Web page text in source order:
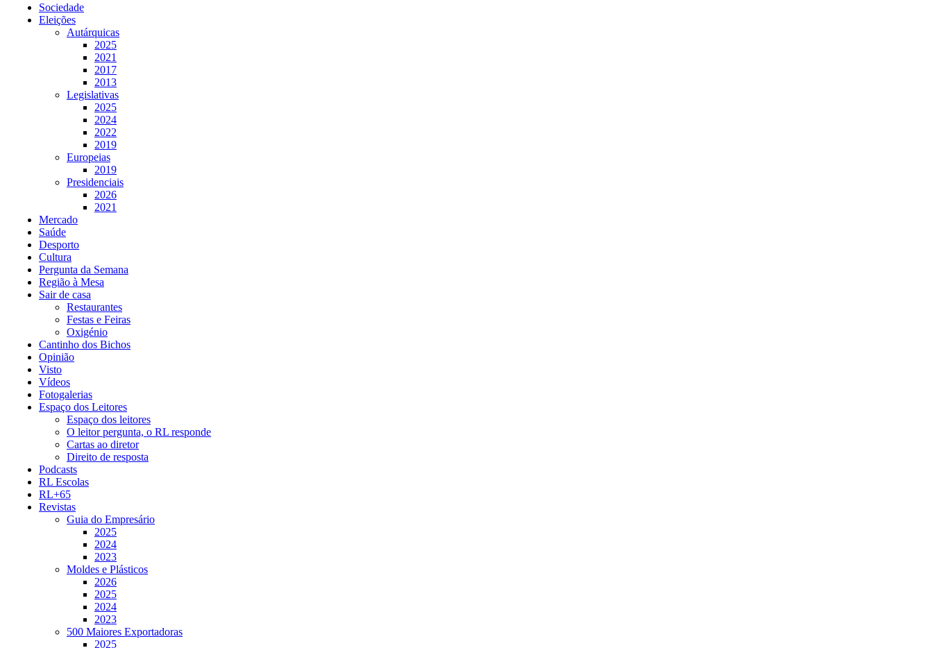
Sociedade
Eleições
Autárquicas
2025
2021
2017
2013
Legislativas
2025
2024
2022
2019
Europeias
2019
Presidenciais
2026
2021
Mercado
Saúde
Desporto
Cultura
Pergunta da Semana
Região à Mesa
Sair de casa
Restaurantes
Festas e Feiras
Oxigénio
Cantinho dos Bichos
Opinião
Visto
Vídeos
Fotogalerias
Espaço dos Leitores
Espaço dos leitores
O leitor pergunta, o RL responde
Cartas ao diretor
Direito de resposta
Podcasts
RL Escolas
RL+65
Revistas
Guia do Empresário
2025
2024
2023
Moldes e Plásticos
2026
2025
2024
2023
500 Maiores Exportadoras
2025